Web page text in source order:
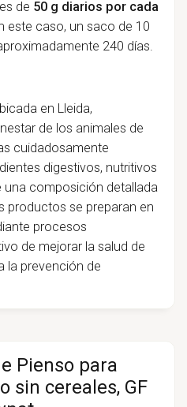
de 50 g diarios por cada
este caso, un saco de 10
240 días.
en Lleida,
de los animales de
cuidadosamente
digestivos, nutritivos
una composición detallada
productos se preparan en
procesos
de mejorar la salud de
la prevención de
Pienso para
sin cereales, GF